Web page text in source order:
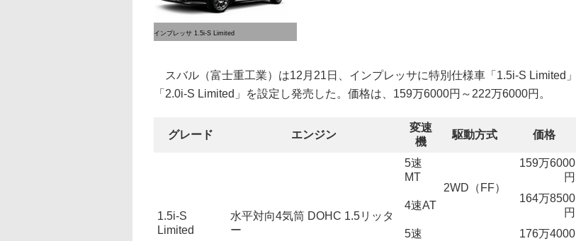
インプレッサ 1.5i-S Limited
スバル（富士重工業）は12月21日、インプレッサに特別仕様車「1.5i-S Limited」
「2.0i-S Limited」を設定し発売した。価格は、159万6000円～222万6000円。
グレード エンジン
変速
機
駆動方式 価格
1.5i-S
Limited
水平対向4気筒 DOHC 1.5リッタ
ー
5速
MT
2WD（FF）
159万6000
円
4速AT
164万8500
円
5速
176万4000